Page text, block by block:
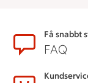
SidfotFå snabbt
FAQ